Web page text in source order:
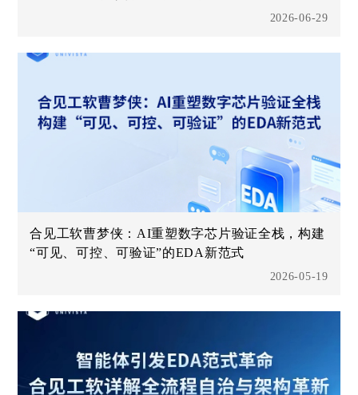
2026-06-29
合见工软曹梦侠：AI重塑数字芯片验证全栈，构建
“可见、可控、可验证”的EDA新范式
2026-05-19